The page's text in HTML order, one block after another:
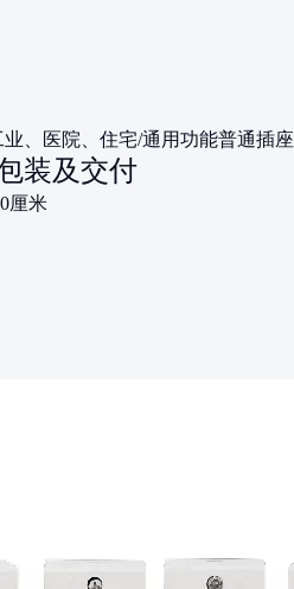
、医院、住宅/通用功能普通插座
装及交付
厘米